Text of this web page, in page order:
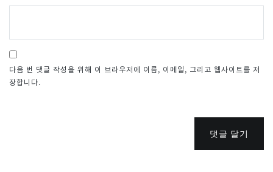
다음 번 댓글 작성을 위해 이 브라우저에 이름, 이메일, 그리고 웹사이트를 저
장합니다.
댓글 달기